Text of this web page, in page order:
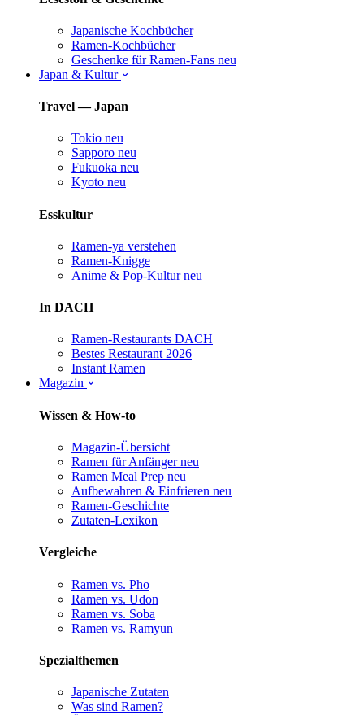
Japanische Kochbücher
Ramen-Kochbücher
Geschenke für Ramen-Fans neu
Japan & Kultur
Travel — Japan
Tokio neu
Sapporo neu
Fukuoka neu
Kyoto neu
Esskultur
Ramen-ya verstehen
Ramen-Knigge
Anime & Pop-Kultur neu
In DACH
Ramen-Restaurants DACH
Bestes Restaurant 2026
Instant Ramen
Magazin
Wissen & How-to
Magazin-Übersicht
Ramen für Anfänger neu
Ramen Meal Prep neu
Aufbewahren & Einfrieren neu
Ramen-Geschichte
Zutaten-Lexikon
Vergleiche
Ramen vs. Pho
Ramen vs. Udon
Ramen vs. Soba
Ramen vs. Ramyun
Spezialthemen
Japanische Zutaten
Was sind Ramen?